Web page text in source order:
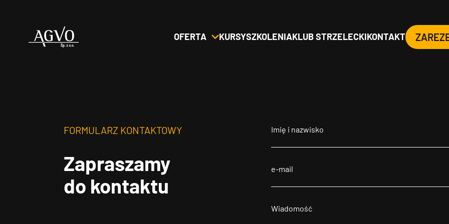
Header
OFERTA KURSYSZKOLENIAKLUB STRZELECKIKONTAKT
FORMULARZ KONTAKTOWY
Zapraszamy
do kontaktu